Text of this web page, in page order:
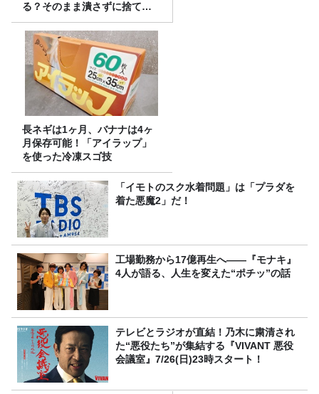
る？そのまま潰さずに捨て
る？
長ネギは1ヶ月、バナナは4ヶ
月保存可能！「アイラップ」
を使った冷凍スゴ技
「イモトのスク水着問題」は「プラダを
着た悪魔2」だ！
工場勤務から17億再生へ——『モナキ』
4人が語る、人生を変えた“ポチッ”の話
テレビとラジオが直結！乃木に粛清され
た“悪役たち”が集結する『VIVANT 悪役
会議室』7/26(日)23時スタート！